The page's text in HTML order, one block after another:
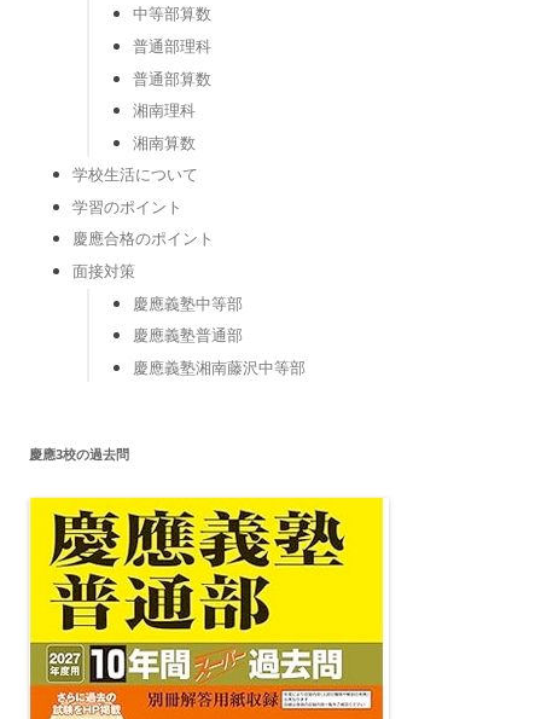
中等部算数
普通部理科
普通部算数
湘南理科
湘南算数
学校生活について
学習のポイント
慶應合格のポイント
面接対策
慶應義塾中等部
慶應義塾普通部
慶應義塾湘南藤沢中等部
慶應3校の過去問